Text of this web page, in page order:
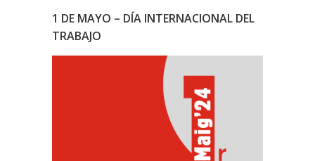
1 DE MAYO – DÍA INTERNACIONAL DEL
TRABAJO